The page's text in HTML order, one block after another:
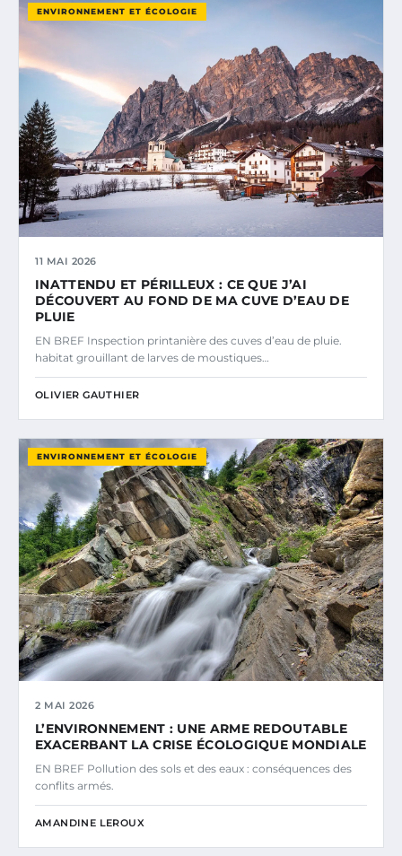
ENVIRONNEMENT ET ÉCOLOGIE
11 MAI 2026
INATTENDU ET PÉRILLEUX : CE QUE J’AI
DÉCOUVERT AU FOND DE MA CUVE D’EAU DE
PLUIE
EN BREF Inspection printanière des cuves d’eau de pluie.
habitat grouillant de larves de moustiques…
OLIVIER GAUTHIER
ENVIRONNEMENT ET ÉCOLOGIE
2 MAI 2026
L’ENVIRONNEMENT : UNE ARME REDOUTABLE
EXACERBANT LA CRISE ÉCOLOGIQUE MONDIALE
EN BREF Pollution des sols et des eaux : conséquences des
conflits armés.
AMANDINE LEROUX